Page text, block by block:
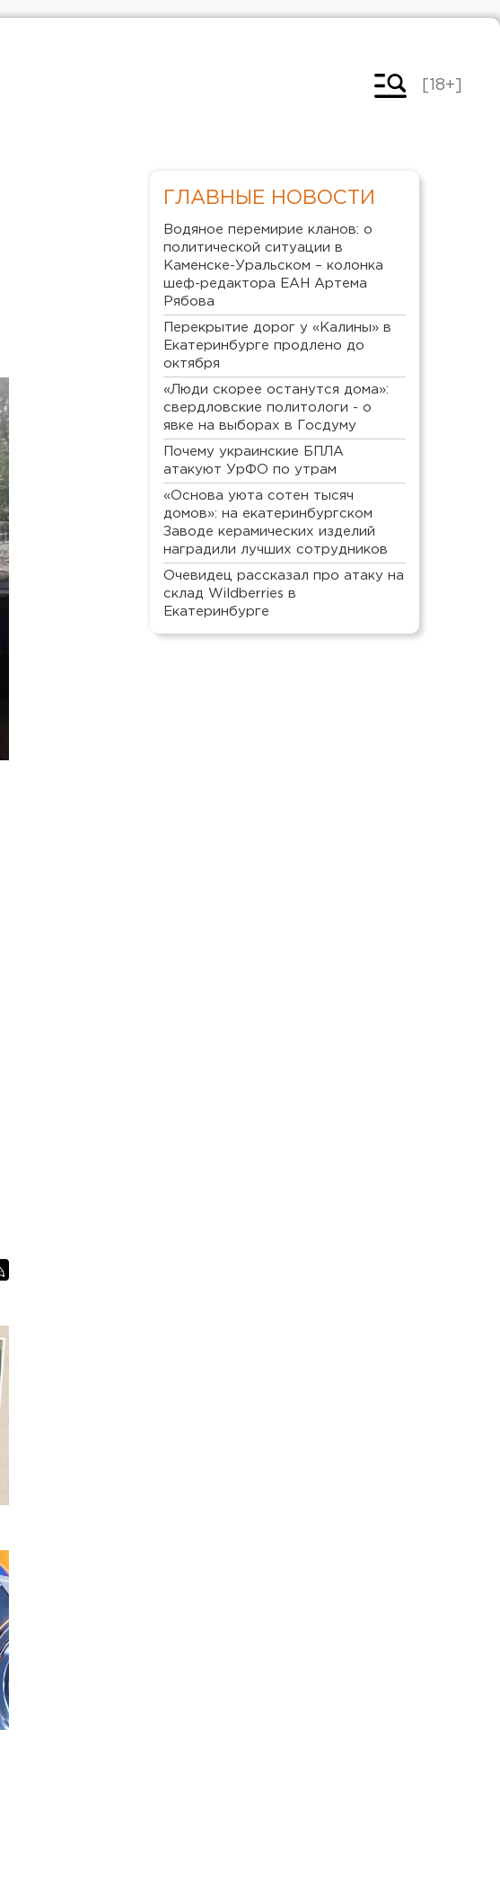
[18+]
ГЛАВНЫЕ НОВОСТИ
Водяное перемирие кланов: о
политической ситуации в
Каменске-Уральском – колонка
шеф-редактора ЕАН Артема
Рябова
Перекрытие дорог у «Калины» в
Екатеринбурге продлено до
октября
«Люди скорее останутся дома»:
свердловские политологи - о
явке на выборах в Госдуму
Почему украинские БПЛА
атакуют УрФО по утрам
«Основа уюта сотен тысяч
домов»: на екатеринбургском
Заводе керамических изделий
наградили лучших сотрудников
Очевидец рассказал про атаку на
склад Wildberries в
Екатеринбурге